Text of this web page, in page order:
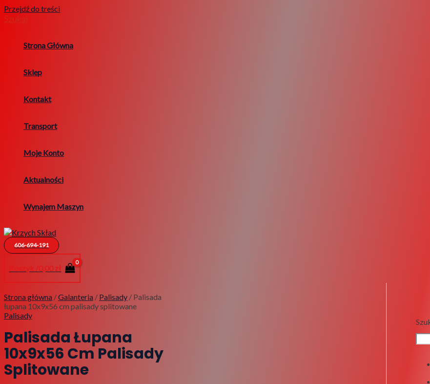
Przejdź do treści
Szukaj
Strona Główna
Sklep
Kontakt
Transport
Moje Konto
Aktualności
Wynajem Maszyn
606-694-191
0,00 zł
Strona główna /Galanteria / Palisady / Palisada
łupana 10x9x56 cm palisady splitowane
Palisady
Palisada Łupana
10x9x56 Cm Palisady
Splitowane